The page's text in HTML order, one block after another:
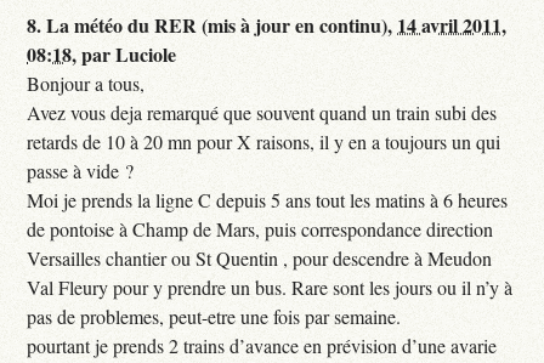
8.La météo du RER (mis à jour en continu), 14 avril 2011,
08:18,parLuciole
Bonjour a tous,
Avez vous deja remarqué que souvent quand un train subi des
retards de 10 à 20 mn pour X raisons, il y en a toujours un qui
passe à vide ?
Moi je prends la ligne C depuis 5 ans tout les matins à 6 heures
de pontoise à Champ de Mars, puis correspondance direction
Versailles chantier ou St Quentin , pour descendre à Meudon
Val Fleury pour y prendre un bus. Rare sont les jours ou il n’y à
pas de problemes, peut-etre une fois par semaine.
pourtant je prends 2 trains d’avance en prévision d’une avarie